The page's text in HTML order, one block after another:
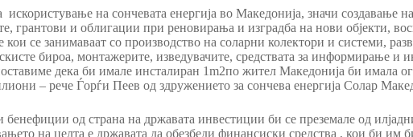
на сончевата енергија во Македонија, значи создавање
грантови и облигации при реновирања и изградба на нови објекти,
се занимаваат со производство на соларни колектори и системи,
бироа, монтажерите, изведувачите, средствата за информирање и
дека би имале инсталиран 1m2по жител Македонија би имала
– рече Ѓорѓи Пеев од здружението за сончева енергија Солар
бенефиции од страна на државата инвестиции би се преземале од
на целта е државата да обезбеди финансиски средства , кои би им